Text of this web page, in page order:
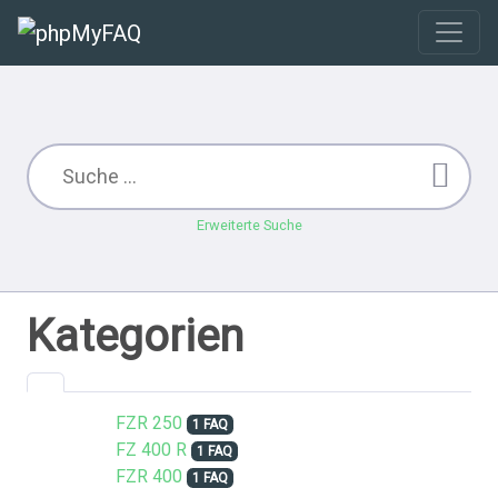
Erweiterte Suche
Kategorien
FZR 250 1 FAQ
FZ 400 R 1 FAQ
FZR 400 1 FAQ